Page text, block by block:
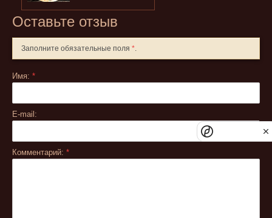
Оставьте отзыв
Заполните обязательные поля *.
Имя: *
E-mail:
Комментарий: *